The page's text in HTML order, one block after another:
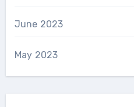
June 2023
May 2023